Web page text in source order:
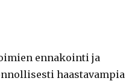
ennakointi ja
haastavampia